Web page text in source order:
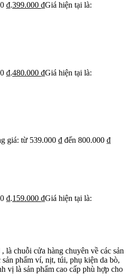
₫.399.000 ₫Giá hiện tại là:
₫.480.000 ₫Giá hiện tại là:
giá: từ 539.000 ₫ đến 800.000 ₫
₫.159.000 ₫Giá hiện tại là:
là chuỗi cửa hàng chuyên về các sản
phẩm ví, nịt, túi, phụ kiện da bò,
vị là sản phẩm cao cấp phù hợp cho